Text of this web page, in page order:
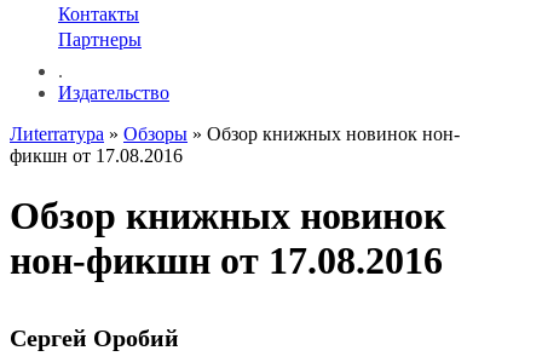
Контакты
Партнеры
.
Издательство
Лиterraтура » Обзоры » Обзор книжных новинок нон-
фикшн от 17.08.2016
Обзор книжных новинок
нон-фикшн от 17.08.2016
Сергей Оробий